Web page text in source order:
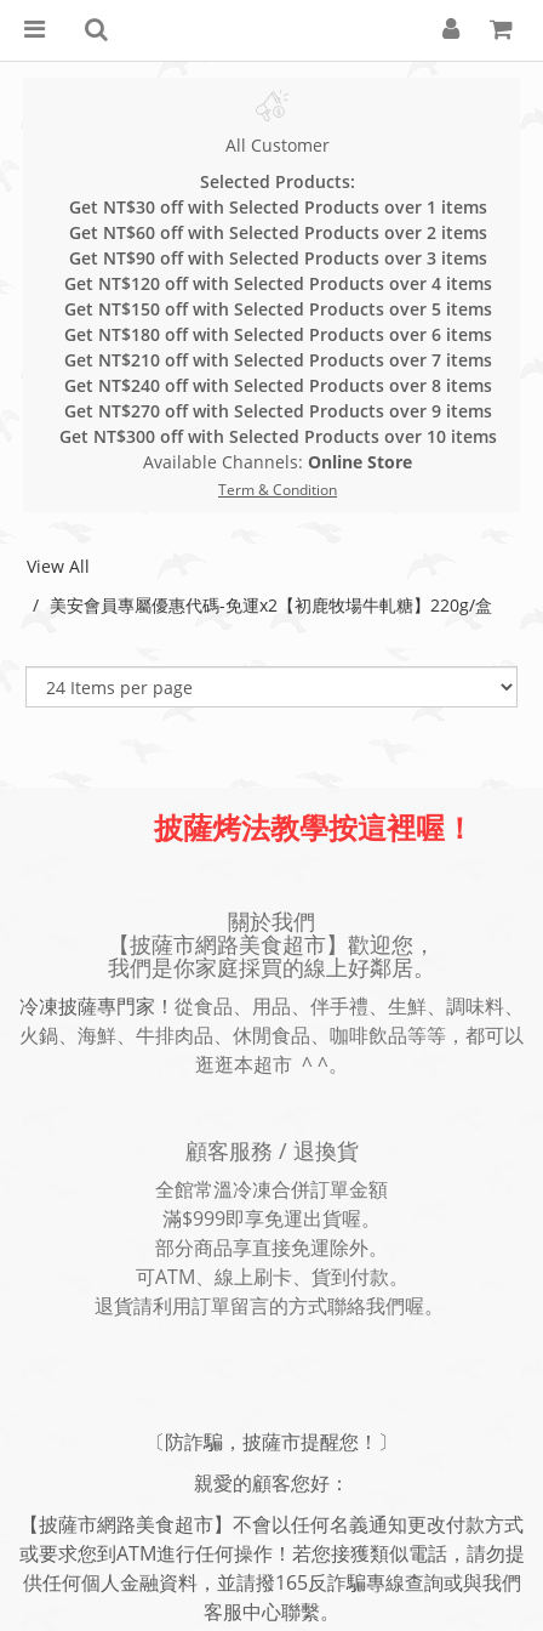
All Customer
Selected Products:
Get NT$30 off with Selected Products over 1 items
Get NT$60 off with Selected Products over 2 items
Get NT$90 off with Selected Products over 3 items
Get NT$120 off with Selected Products over 4 items
Get NT$150 off with Selected Products over 5 items
Get NT$180 off with Selected Products over 6 items
Get NT$210 off with Selected Products over 7 items
Get NT$240 off with Selected Products over 8 items
Get NT$270 off with Selected Products over 9 items
Get NT$300 off with Selected Products over 10 items
Available Channels: Online Store
Term & Condition
View All
美安會員專屬優惠代碼-免運x2【初鹿牧場牛軋糖】220g/盒
披薩烤法教學按這裡喔！
關於我們
【披薩市網路美食超市】歡迎您，
我們是你家庭採買的線上好鄰居。
冷凍披薩專門家！ 從食品、用品、伴手禮、生鮮、調味料、
火鍋、海鮮、牛排肉品、休閒食品、咖啡飲品等等，都可以
逛逛本超市 ^ ^。
顧客服務 / 退換貨
全館常溫冷凍合併訂單金額
滿$999即享免運出貨喔。
部分商品享直接免運除外。
可ATM、線上刷卡、貨到付款。
退貨請利用訂單留言的方式聯絡我們喔。
〔防詐騙，披薩市提醒您！〕
親愛的顧客您好：
【披薩市網路美食超市】不會以任何名義通知更改付款方式
或要求您到ATM進行任何操作！若您接獲類似電話，請勿提
供任何個人金融資料，並請撥165反詐騙專線查詢或與我們
客服中心聯繫。